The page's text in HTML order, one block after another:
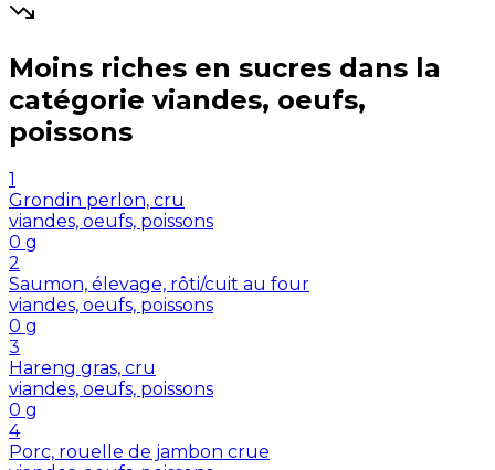
Moins riches en sucres dans la
catégorie viandes, oeufs,
poissons
1
Grondin perlon, cru
viandes, oeufs, poissons
0 g
2
Saumon, élevage, rôti/cuit au four
viandes, oeufs, poissons
0 g
3
Hareng gras, cru
viandes, oeufs, poissons
0 g
4
Porc, rouelle de jambon crue